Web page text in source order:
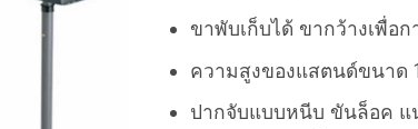
ขาพับเก็บได้ ขากว้างเพื่อ
ความสูงของแสตนด์ขนาด
ปากจับแบบหนีบ ขันล็อค แ